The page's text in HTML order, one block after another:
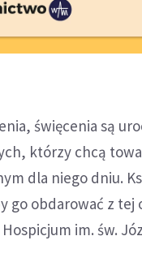
święcenia są
którzy chcą
dla niego dniu.
go obdarować z tej
im. św.